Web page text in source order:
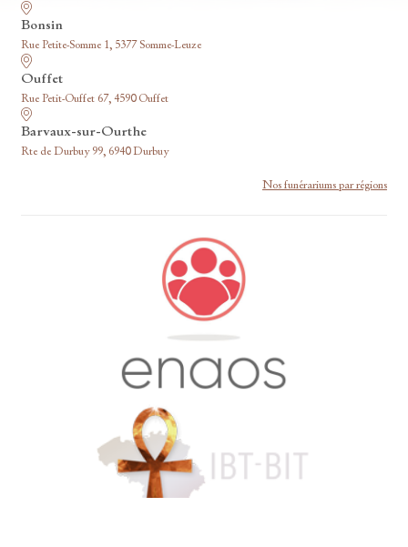
Bonsin
Rue Petite-Somme 1, 5377 Somme-Leuze
Ouffet
Rue Petit-Ouffet 67, 4590 Ouffet
Barvaux-sur-Ourthe
Rte de Durbuy 99, 6940 Durbuy
Nos funérariums par régions